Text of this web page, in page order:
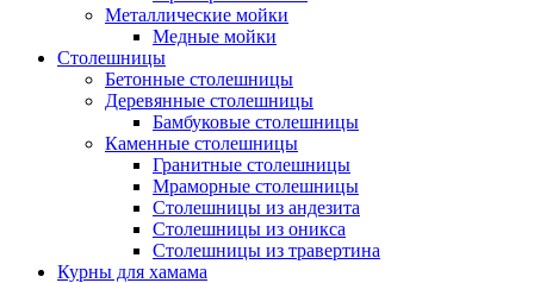
Металлические мойки
Медные мойки
Столешницы
Бетонные столешницы
Деревянные столешницы
Бамбуковые столешницы
Каменные столешницы
Гранитные столешницы
Мраморные столешницы
Столешницы из андезита
Столешницы из оникса
Столешницы из травертина
Курны для хамама